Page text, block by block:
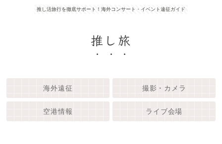
推し活旅行を徹底サポート！海外コンサート・イベント遠征ガイド
推し旅
海外遠征 撮影・カメラ
空港情報 ライブ会場